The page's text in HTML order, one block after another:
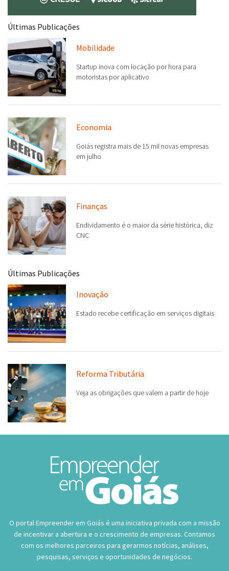
Últimas Publicações
Mobilidade
Startup inova com locação por hora para
motoristas por aplicativo
Economia
Goiás registra mais de 15 mil novas empresas
em julho
Finanças
Endividamento é o maior da série histórica, diz
CNC
Últimas Publicações
Inovação
Estado recebe certificação em serviços digitais
Reforma Tributária
Veja as obrigações que valem a partir de hoje
O portal Empreender em Goiás é uma iniciativa privada com a missão
de incentivar a abertura e o crescimento de empresas. Contamos
com os melhores parceiros para gerarmos notícias, análises,
pesquisas, serviços e oportunidades de negócios.